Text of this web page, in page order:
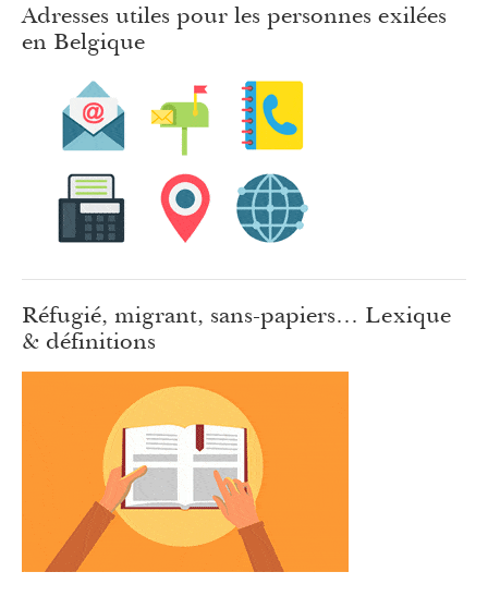
Adresses utiles pour les personnes exilées
en Belgique
Réfugié, migrant, sans-papiers… Lexique
& définitions